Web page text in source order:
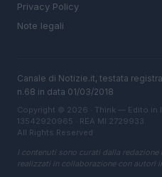
Privacy Policy
Note legali
Canale di Notizie.it, testata
n.68 in data 01/03/2018
Copyright © 2026 · Think — Edito in
13542920965 · REA MI 2729933
All Rights Reserved
I contenuti sono curati dalla
realizzati in collaborazione con autori